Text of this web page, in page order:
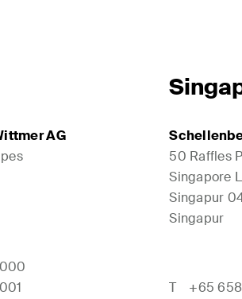
AG
50 Raffles
Singapore
Singapur
Singapur
T
+65